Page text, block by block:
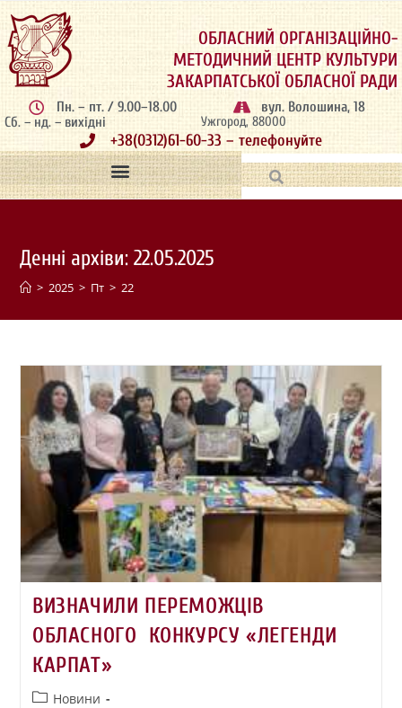
ОБЛАСНИЙ ОРГАНІЗАЦІЙНО-
МЕТОДИЧНИЙ ЦЕНТР КУЛЬТУРИ
ЗАКАРПАТСЬКОЇ ОБЛАСНОЇ РАДИ
Пн. – пт. / 9.00–18.00
Сб. – нд. – вихідні
вул. Волошина, 18
Ужгород, 88000
+38(0312)61-60-33 – телефонуйте
Денні архіви: 22.05.2025
> 2025 > Пт > 22
ВИЗНАЧИЛИ ПЕРЕМОЖЦІВ
ОБЛАСНОГО КОНКУРСУ «ЛЕГЕНДИ
КАРПАТ»
Новини